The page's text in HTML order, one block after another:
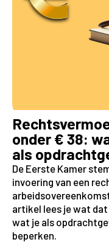
onder € 38:
als
De Eerste Kamer
invoering van een
artikel lees je wat
wat je als
beperken.